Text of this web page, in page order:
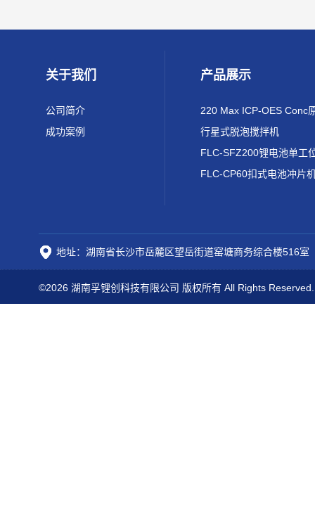
关于我们
公司简介
成功案例
产品展示
行星式脱泡搅拌机
FLC-CP60扣式电池冲片
地址：湖南省长沙市岳麓区望岳街道窑塘商务综合楼516室
©2026 湖南孚锂创科技有限公司 版权所有 All Rights